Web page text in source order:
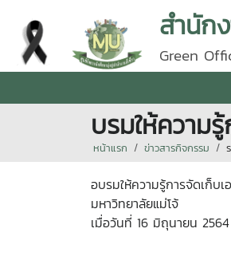
สำนัก
Green
บรมให้ความ
หน้าแรก ข่าวสารกิจกรรม
อบรมให้ความรู้การจัดเก็บ
มหาวิทยาลัยแม่โจ้
เมื่อวันที่ 16 มิถุนายน